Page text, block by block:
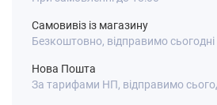
Самовивіз із магазину
Безкоштовно, відправимо сьогодні
Нова Пошта
За тарифами НП, відправимо